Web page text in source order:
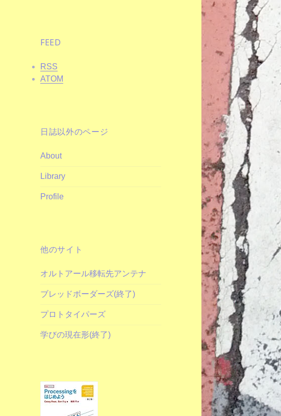
FEED
RSS
ATOM
日誌以外のページ
About
Library
Profile
他のサイト
オルトアール移転先アンテナ
ブレッドボーダーズ(終了)
プロトタイパーズ
学びの現在形(終了)